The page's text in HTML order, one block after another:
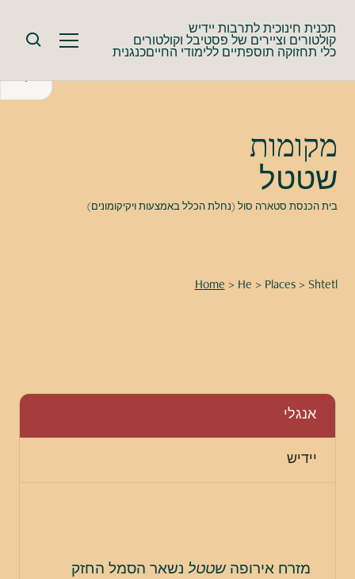
תכנית חינוכית לתרבות יידיש
קולטורים וציירים של פסטיבל וקולטורים
כלי תחזוקה תוספתיים ללימודי החייםכנגנית
מקומות
שטטל
בית הכנסת סטארה סול (נחלת הכלל באמצעות ויקיקומונים)
Home > He > Places > Shtetl
אנגלי
יידיש
מזרח אירופהשטטל נשאר הסמל החזק